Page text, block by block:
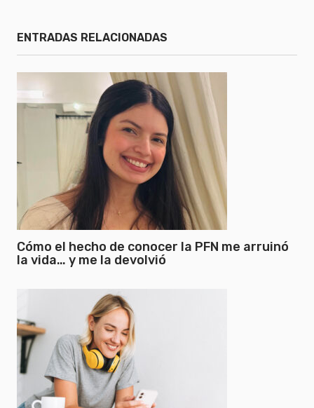
ENTRADAS RELACIONADAS
Cómo el hecho de conocer la PFN me arruinó
la vida… y me la devolvió